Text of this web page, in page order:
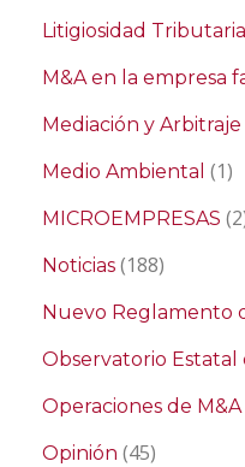
Litigiosidad Tributaria
M&A en la empresa
Mediación y Arbitraje
Medio Ambiental (1)
MICROEMPRESAS
Noticias (188)
Nuevo Reglamento
Observatorio Estatal
Operaciones de M&A
Opinión (45)